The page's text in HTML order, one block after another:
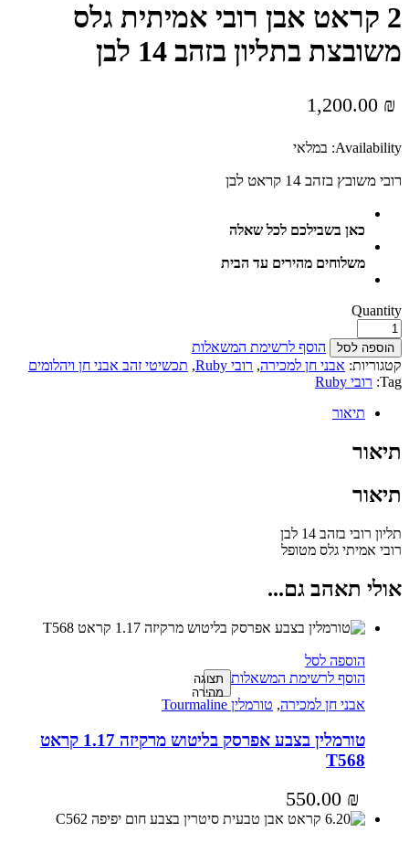
2 קראט אבן רובי אמיתית גלס
משובצת בתליון בזהב 14 לבן
1,200.00 ₪
Availability: במלאי
רובי משובץ בזהב 14 קראט לבן
כאן בשבילכם לכל שאלה
משלוחים מהירים עד הבית
Quantity
הוספה לסל
הוסף לרשימת המשאלות
קטגוריות: אבני חן למכירה, רובי Ruby , תכשיטי זהב אבני חן ויהלומים
Tag: רובי Ruby
תיאור
תיאור
תיאור
תליון רובי בזהב 14 לבן
רובי אמיתי גלס מטופל
אולי תאהב גם...
הוספה לסל
הוסף לרשימת המשאלות תצוגה
מהירה
אבני חן למכירה, טורמלין Tourmaline
טורמלין בצבע אפרסק בליטוש מרקיזה 1.17 קראט
T568
550.00 ₪